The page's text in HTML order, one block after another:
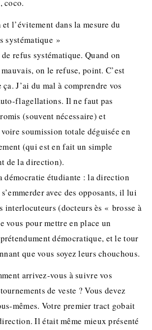
coco.
l’évitement dans la mesure du
systématique »
refus systématique. Quand on
on le refuse, point. C’est
J’ai du mal à comprendre vos
flagellations. Il ne faut pas
(souvent nécessaire) et
soumission totale déguisée en
(qui est en fait un simple
de la direction).
démocratie étudiante : la direction
s’emmerder avec des opposants, il lui
interlocuteurs (docteurs ès « brosse à
vous pour mettre en place un
démocratique, et le tour
que vous soyez leurs chouchous.
arrivez-vous à suivre vos
de veste ? Vous devez
mêmes. Votre premier tract gobait
Il était même mieux présenté